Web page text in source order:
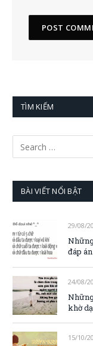
TÌM KIẾM
BÀI VIẾT NỔI BẬT
29/08/
đáp án
24/08/
khờ
15/10/